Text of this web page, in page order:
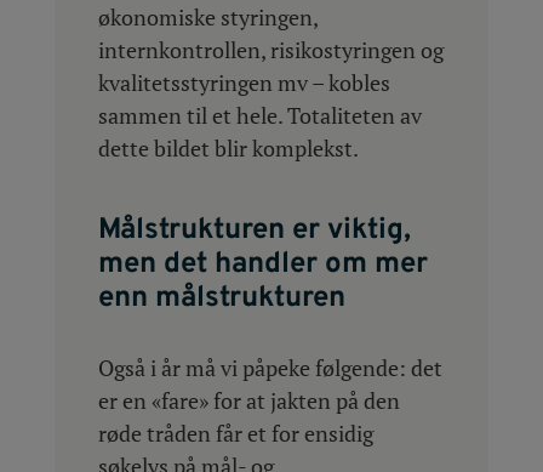
økonomiske styringen,
internkontrollen, risikostyringen og
kvalitetsstyringen mv – kobles
sammen til et hele. Totaliteten av
dette bildet blir komplekst.
Målstrukturen er viktig,
men det handler om mer
enn målstrukturen
Også i år må vi påpeke følgende: det
er en «fare» for at jakten på den
røde tråden får et for ensidig
søkelys på mål- og